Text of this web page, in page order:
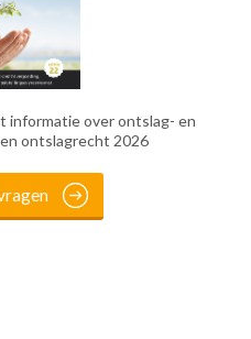
informatie over ontslag- en
ontslagrecht 2026